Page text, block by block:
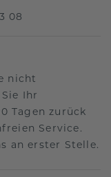
08
nicht
Ihr
Tagen zurück
Service.
an erster Stelle.